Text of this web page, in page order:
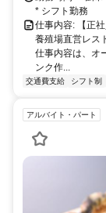
* シフト勤務
仕事内容: 【正
養殖場直営レス
仕事内容は、オ
ンク作...
交通費支給 シフト制
アルバイト・パート